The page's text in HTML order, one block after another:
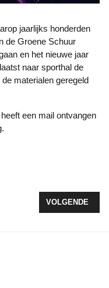
de Groene Schuur
en het nieuwe jaar
naar sporthal de
materialen geregeld
VOLGENDE
VOLGENDE